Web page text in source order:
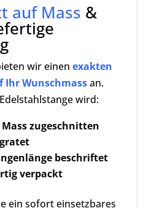
auf Mass &
wir einen exakten
Ihr Wunschmassan.
wird:
zugeschnitten
beschriftet
verpackt
ein sofort einsetzbares